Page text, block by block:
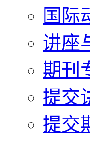
国际
讲座
期刊
提交
提交